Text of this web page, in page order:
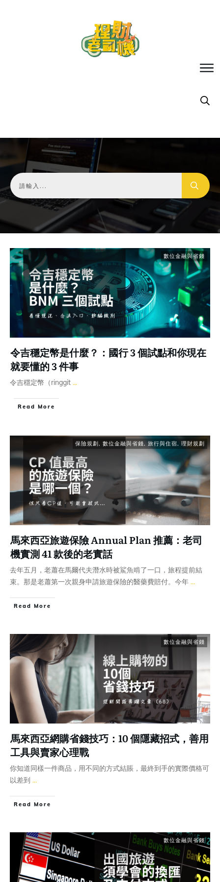
數位金融與省錢
令吉穩定幣是什麼？：國行 3 個試點和你現在
就要懂的 3 件事
令吉穩定幣（ringgit ...
Read More
保險規劃, 數位金融與省錢,旅行與住宿, 理財規劃
馬來西亞旅遊保險 Annual Plan 推薦：老司
機實測 41 款後的老實話
去年五月，老蕭在馬爾代夫潛水時被鯊魚啃了一口，旅程提前結
束。那是老蕭第一次親身申請旅遊保險的醫藥費賠付。今年 ...
Read More
數位金融與省錢
馬來西亞網購省錢技巧：10 個隱藏招式，善用
工具與賣家心理戰
你知道同樣一件商品，用不同的方式結賬，最終到手的實際價格可
以差到 ...
Read More
數位金融與省錢